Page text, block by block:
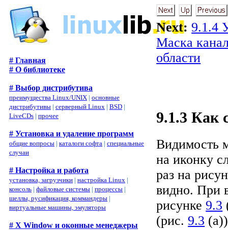
# Главная
# О библиотеке
# Выбор дистрибутива
преимущества Linux/UNIX | основные
дистрибутивы | серверный Linux | BSD |
LiveCDs | прочее
# Установка и удаление программ
общие вопросы | каталоги софта | специальные
случаи
# Настройка и работа
установка, загрузчики | настройка Linux |
консоль | файловые системы | процессы |
шеллы, русификация, коммандеры |
виртуальные машины, эмуляторы
# X Window и оконные менеджеры
Next: 9.1.4
Маска
области
9.1.3 Как
Видимость
на иконку
раз на
видно. При
рисунке9.3
(рис.9.3